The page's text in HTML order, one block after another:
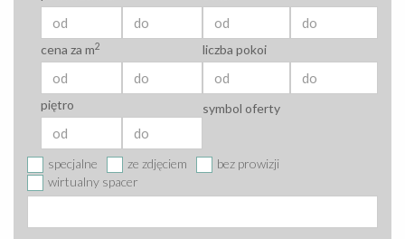
cena za m2 liczba pokoi
piętro
specjalne ze zdjęciem
bez prowizji
wirtualny spacer
symbol oferty